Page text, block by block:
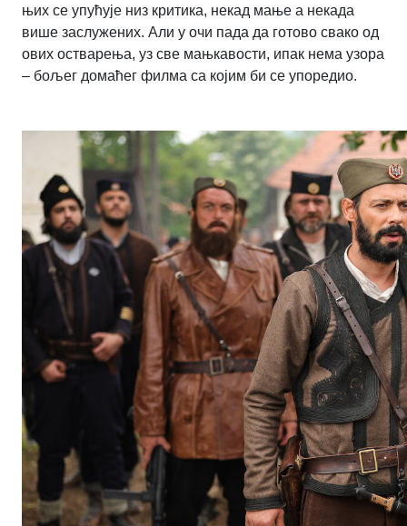
њих се упућује низ критика, некад мање а некада
више заслужених. Али у очи пада да готово свако од
ових остварења, уз све мањкавости, ипак нема узора
– бољег домаћег филма са којим би се упоредио.